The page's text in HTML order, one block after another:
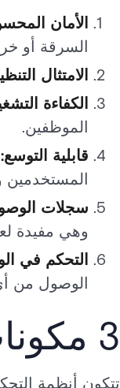
الأمان
السرقة أو
الامتثال
الكفاءة
الموظفين.
قابلية التوسع:
المستخدمين
سجلات
وهي مفيدة
التحكم في
الوصول من
3 مكونات رئيسية لنظام التحكم في الوصول
تتكون أنظمة